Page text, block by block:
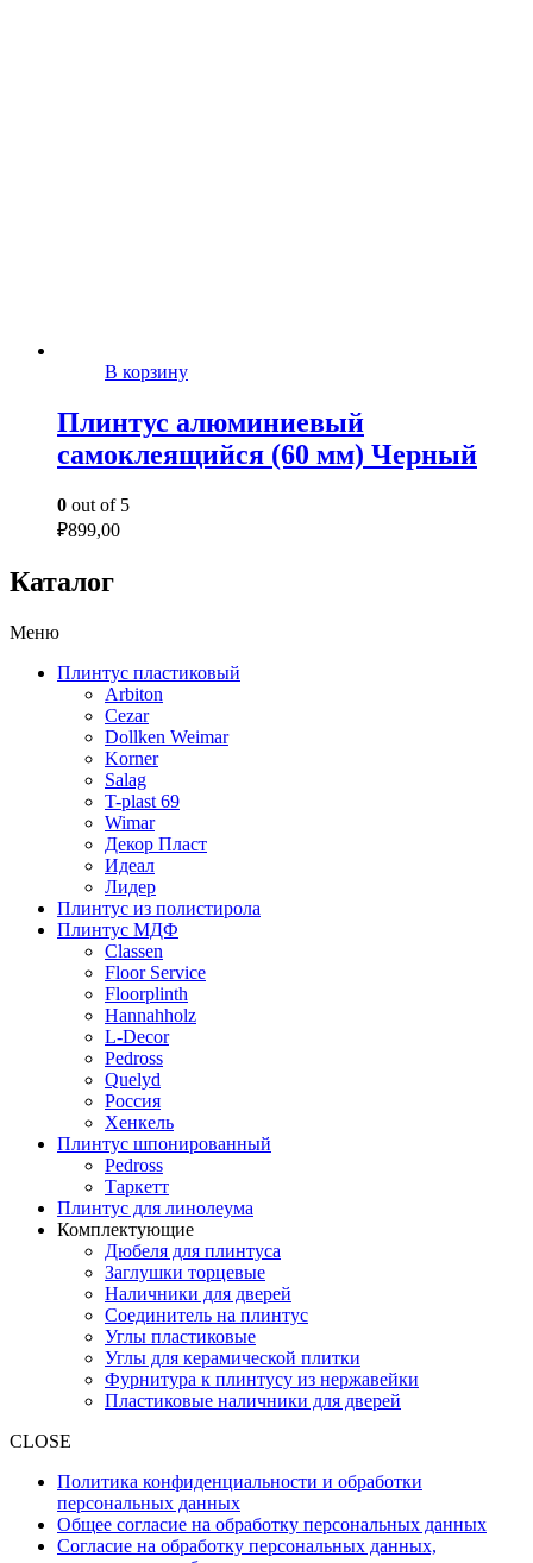
В корзину
Плинтус алюминиевый
самоклеящийся (60 мм) Черный
0 out of 5
₽899,00
Каталог
Меню
Плинтус пластиковый
Arbiton
Cezar
Dollken Weimar
Korner
Salag
T-plast 69
Wimar
Декор Пласт
Идеал
Лидер
Плинтус из полистирола
Плинтус МДФ
Classen
Floor Service
Floorplinth
Hannahholz
L-Decor
Pedross
Quelyd
Россия
Хенкель
Плинтус шпонированный
Pedross
Таркетт
Плинтус для линолеума
Комплектующие
Дюбеля для плинтуса
Заглушки торцевые
Наличники для дверей
Соединитель на плинтус
Углы пластиковые
Углы для керамической плитки
Фурнитура к плинтусу из нержавейки
Пластиковые наличники для дверей
CLOSE
Политика конфиденциальности и обработки
персональных данных
Общее согласие на обработку персональных данных
Согласие на обработку персональных данных,